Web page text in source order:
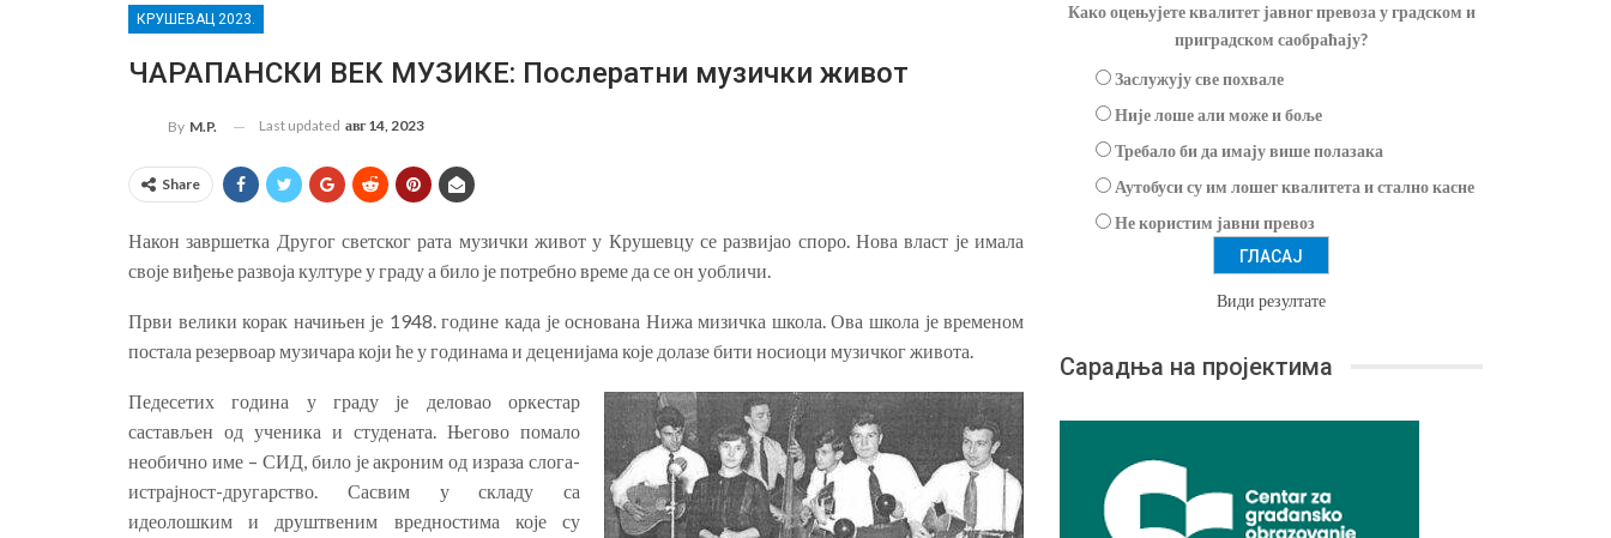
КРУШЕВАЦ 2023.
ЧАРАПАНСКИ ВЕК МУЗИКЕ: Послератни музички живот
By M.P. Last updated авг 14, 2023
Share
Након завршетка Другог светског рата музички живот у Крушевцу се развијао споро. Нова власт је имала
своје виђење развоја културе у граду а било је потребно време да се он уобличи.
Први велики корак начињен је 1948. године када је основана Нижа мизичка школа. Ова школа је временом
постала резервоар музичара који ће у годинама и деценијама које долазе бити носиоци музичког живота.
Педесетих година у граду је деловао оркестар
састављен од ученика и студената. Његово помало
необично име – СИД, било је акроним од израза слога-
истрајност-другарство. Сасвим у складу са
идеолошким и друштвеним вредностима које су
Како оцењујете квалитет јавног превоза у градском и
приградском саобраћају?
Заслужују све похвале
Није лоше али може и боље
Требало би да имају више полазака
Аутобуси су им лошег квалитета и стално касне
Не користим јавни превоз
Види резултате
Сарадња на пројектима